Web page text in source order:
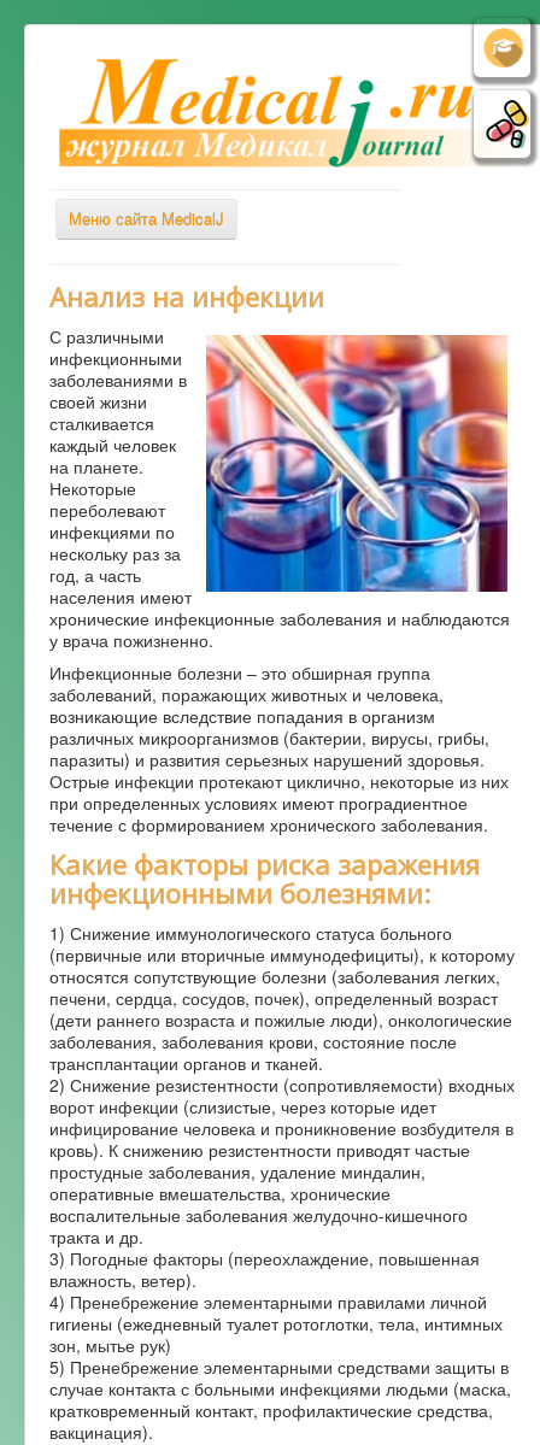
Меню сайта MedicalJ
Заболевания
Диагностика
Лечение
Советы врача
Альтернативная медицина
Форум
Анализ на инфекции
С различными
инфекционными
заболеваниями в
своей жизни
сталкивается
каждый человек
на планете.
Некоторые
переболевают
инфекциями по
нескольку раз за
год, а часть
населения имеют
хронические инфекционные заболевания и наблюдаются
у врача пожизненно.
Инфекционные болезни – это обширная группа
заболеваний, поражающих животных и человека,
возникающие вследствие попадания в организм
различных микроорганизмов (бактерии, вирусы, грибы,
паразиты) и развития серьезных нарушений здоровья.
Острые инфекции протекают циклично, некоторые из них
при определенных условиях имеют проградиентное
течение с формированием хронического заболевания.
Какие факторы риска заражения
инфекционными болезнями:
1) Снижение иммунологического статуса больного
(первичные или вторичные иммунодефициты), к которому
относятся сопутствующие болезни (заболевания легких,
печени, сердца, сосудов, почек), определенный возраст
(дети раннего возраста и пожилые люди), онкологические
заболевания, заболевания крови, состояние после
трансплантации органов и тканей.
2) Снижение резистентности (сопротивляемости) входных
ворот инфекции (слизистые, через которые идет
инфицирование человека и проникновение возбудителя в
кровь). К снижению резистентности приводят частые
простудные заболевания, удаление миндалин,
оперативные вмешательства, хронические
воспалительные заболевания желудочно-кишечного
тракта и др.
3) Погодные факторы (переохлаждение, повышенная
влажность, ветер).
4) Пренебрежение элементарными правилами личной
гигиены (ежедневный туалет ротоглотки, тела, интимных
зон, мытье рук)
5) Пренебрежение элементарными средствами защиты в
случае контакта с больными инфекциями людьми (маска,
кратковременный контакт, профилактические средства,
вакцинация).